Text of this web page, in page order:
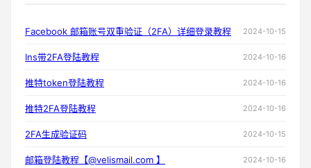
Facebook 邮箱账号双重验证（2FA）详细登录教程 2024-10-15
Ins带2FA登陆教程 2024-10-16
推特token登陆教程 2024-10-16
推特2FA登陆教程 2024-10-16
2FA生成验证码 2024-10-15
邮箱登陆教程【@velismail.com 】 2024-10-16